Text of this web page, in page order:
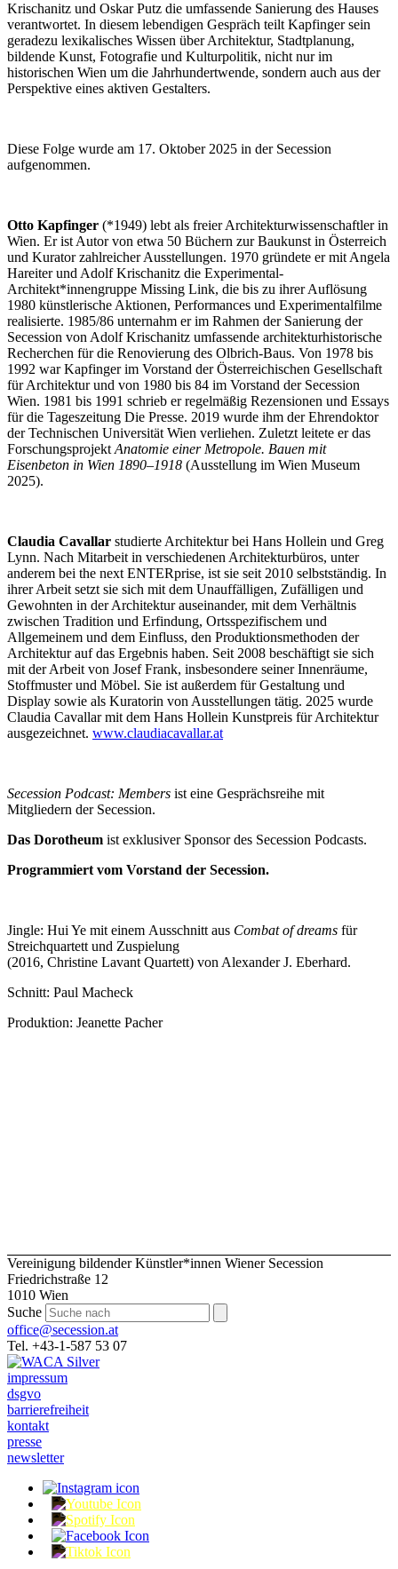
Krischanitz und Oskar Putz die umfassende Sanierung des Hauses
verantwortet. In diesem lebendigen Gespräch teilt Kapfinger sein
geradezu lexikalisches Wissen über Architektur, Stadtplanung,
bildende Kunst, Fotografie und Kulturpolitik, nicht nur im
historischen Wien um die Jahrhundertwende, sondern auch aus der
Perspektive eines aktiven Gestalters.
Diese Folge wurde am 17. Oktober 2025 in der Secession
aufgenommen.
Otto Kapfinger (*1949) lebt als freier Architekturwissenschaftler in
Wien. Er ist Autor von etwa 50 Büchern zur Baukunst in Österreich
und Kurator zahlreicher Ausstellungen. 1970 gründete er mit Angela
Hareiter und Adolf Krischanitz die Experimental-
Architekt*innengruppe Missing Link, die bis zu ihrer Auflösung
1980 künstlerische Aktionen, Performances und Experimentalfilme
realisierte. 1985/86 unternahm er im Rahmen der Sanierung der
Secession von Adolf Krischanitz umfassende architekturhistorische
Recherchen für die Renovierung des Olbrich-Baus. Von 1978 bis
1992 war Kapfinger im Vorstand der Österreichischen Gesellschaft
für Architektur und von 1980 bis 84 im Vorstand der Secession
Wien. 1981 bis 1991 schrieb er regelmäßig Rezensionen und Essays
für die Tageszeitung Die Presse. 2019 wurde ihm der Ehrendoktor
der Technischen Universität Wien verliehen. Zuletzt leitete er das
Forschungsprojekt Anatomie einer Metropole. Bauen mit
Eisenbeton in Wien 1890–1918 (Ausstellung im Wien Museum
2025).
Claudia Cavallar studierte Architektur bei Hans Hollein und Greg
Lynn. Nach Mitarbeit in verschiedenen Architekturbüros, unter
anderem bei the next ENTERprise, ist sie seit 2010 selbstständig. In
ihrer Arbeit setzt sie sich mit dem Unauffälligen, Zufälligen und
Gewohnten in der Architektur auseinander, mit dem Verhältnis
zwischen Tradition und Erfindung, Ortsspezifischem und
Allgemeinem und dem Einfluss, den Produktionsmethoden der
Architektur auf das Ergebnis haben. Seit 2008 beschäftigt sie sich
mit der Arbeit von Josef Frank, insbesondere seiner Innenräume,
Stoffmuster und Möbel. Sie ist außerdem für Gestaltung und
Display sowie als Kuratorin von Ausstellungen tätig. 2025 wurde
Claudia Cavallar mit dem Hans Hollein Kunstpreis für Architektur
ausgezeichnet. www.claudiacavallar.at
Secession Podcast: Members ist eine Gesprächsreihe mit
Mitgliedern der Secession.
Das Dorotheum ist exklusiver Sponsor des Secession Podcasts.
Programmiert vom Vorstand der Secession.
Jingle: Hui Ye mit einem Ausschnitt aus Combat of dreams für
Streichquartett und Zuspielung
(2016, Christine Lavant Quartett) von Alexander J. Eberhard.
Schnitt: Paul Macheck
Produktion: Jeanette Pacher
Vereinigung bildender Künstler*innen Wiener Secession
Friedrichstraße 12
1010 Wien
Suche
office@secession.at
Tel. +43-1-587 53 07
impressum
dsgvo
barrierefreiheit
kontakt
presse
newsletter